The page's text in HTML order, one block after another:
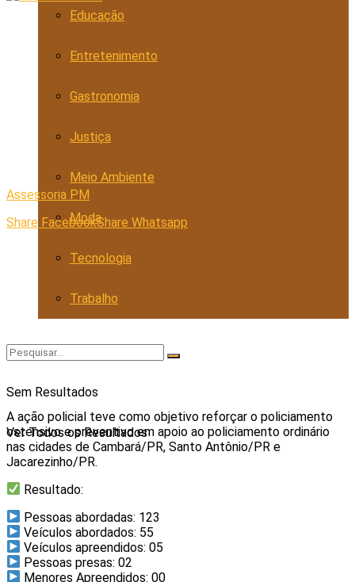
Educação
Entretenimento
Gastronomia
Justiça
Meio Ambiente
Moda
Tecnologia
Trabalho
Sem Resultados
Ver Todos os Resultados
Assessoria PM
Share FacebookShare Whatsapp
A ação policial teve como objetivo reforçar o policiamento
ostensivo e preventivo em apoio ao policiamento ordinário
nas cidades de Cambará/PR, Santo Antônio/PR e
Jacarezinho/PR.
Resultado:
Pessoas abordadas: 123
Veículos abordados: 55
Veículos apreendidos: 05
Pessoas presas: 02
Menores Apreendidos: 00